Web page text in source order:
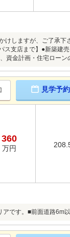
しますが、ご了承
支店まで】●新築建
資金計画・住宅ロー
見学予
360
万円
です。■前面道路6m